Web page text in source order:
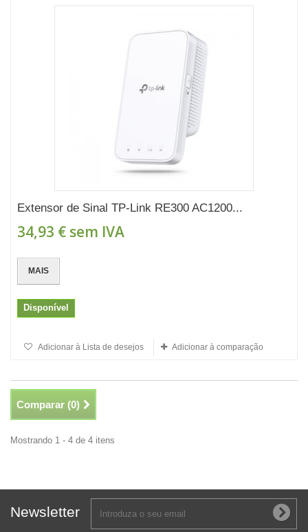
Extensor de Sinal TP-Link RE300 AC1200...
34,93 € sem IVA
MAIS
Disponível
Adicionar à Lista de desejos Adicionar à comparação
Comparar (0)
Mostrando 1 - 4 de 4 itens
Newsletter